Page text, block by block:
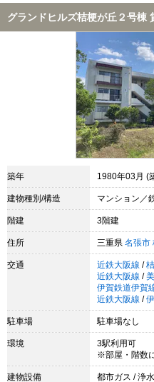
グランドヒルズ桔梗が丘２号棟
築年 1980年03月 (
建物種別/構造 マンション／
階建 3階建
住所 三重県 名張市
交通 近鉄大阪線 /
近鉄大阪線 /
伊賀鉄道伊賀
近鉄大阪線 /
駐車場 駐車場なし
環境
3駅利用可
※部屋・階数
建物設備
都市ガス / 浄